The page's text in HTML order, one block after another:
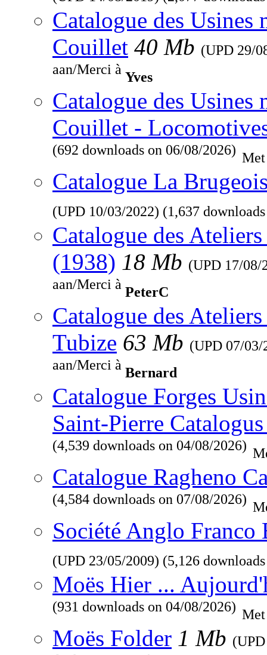
Catalogue des
Couillet 40 Mb (UPD 29/
aan/Merci à Yves
Catalogue des
Couillet -
(692 downloads on 06/08/2026)
Catalogue La
(UPD 10/03/2022) (1,637
Catalogue des
(1938) 18 Mb (UPD 17/08/
aan/Merci à PeterC
Catalogue des
Tubize 63 Mb (UPD 07/03/
aan/Merci à Bernard
Catalogue Forges
Saint-Pierre
(4,539 downloads on 04/08/2026)
Catalogue Ragheno
(4,584 downloads on 07/08/2026)
Société Anglo
(UPD 23/05/2009) (5,126
Moës Hier ...
(931 downloads on 04/08/2026)
Moës Folder 1 Mb